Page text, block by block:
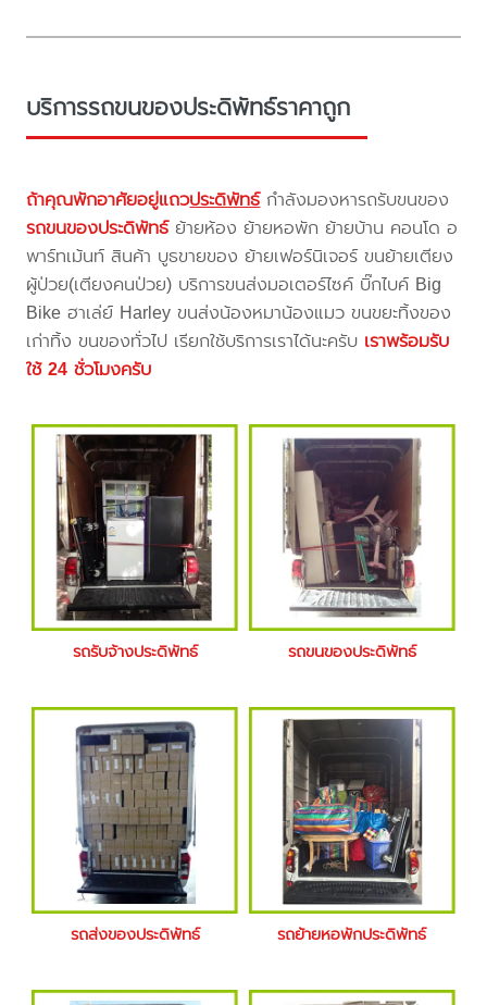
บริการรถขนของประดิพัทธ์ราคาถูก
ถ้าคุณพักอาศัยอยู่แถวประดิพัทธ์กำลังมองหารถรับขนของ
รถขนของประดิพัทธ์ย้ายห้อง ย้ายหอพัก ย้ายบ้าน คอนโด อ
พาร์ทเม้นท์ สินค้า บูธขายของ ย้ายเฟอร์นิเจอร์ ขนย้ายเตียง
ผู้ป่วย(เตียงคนป่วย) บริการขนส่งมอเตอร์ไซค์ บิ๊กไบค์ Big
Bike ฮาเล่ย์ Harley ขนส่งน้องหมาน้องแมว ขนขยะทิ้งของ
เก่าทิ้ง ขนของทั่วไป เรียกใช้บริการเราได้นะครับ เราพร้อมรับ
ใช้ 24 ชั่วโมงครับ
รถรับจ้างประดิพัทธ์ รถขนของประดิพัทธ์
รถส่งของประดิพัทธ์ รถย้ายหอพักประดิพัทธ์